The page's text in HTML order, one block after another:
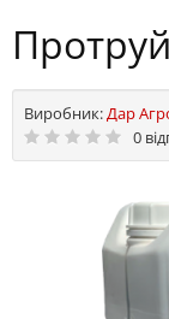
Виробник:Дар
0